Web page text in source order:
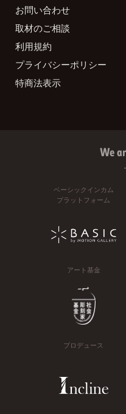
お問い合わせ
取材のご相談
利用規約
プライバシーポリシー
特商法表示
We
ベーシックインカム
プラットフォーム
アート基金
プロデュース